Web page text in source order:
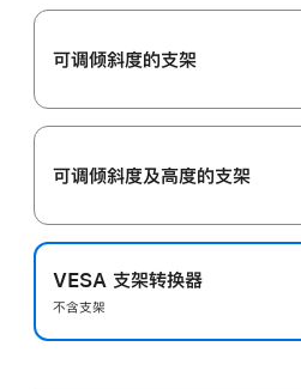
可调倾斜度的支架
可调倾斜度及高‍度的支‍架
VESA 支架转换器
不含支架